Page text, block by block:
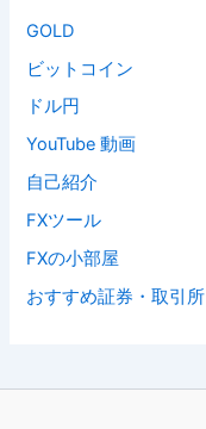
GOLD
ビットコイン
ドル円
YouTube 動画
自己紹介
FXツール
FXの小部屋
おすすめ証券・取引所